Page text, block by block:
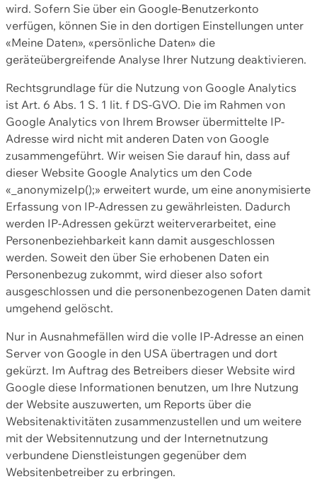
wird. Sofern Sie über ein Google-Benutzerkonto
verfügen, können Sie in den dortigen Einstellungen unter
«Meine Daten», «persönliche Daten» die
geräteübergreifende Analyse Ihrer Nutzung deaktivieren.
Rechtsgrundlage für die Nutzung von Google Analytics
ist Art. 6 Abs. 1 S. 1 lit. f DS-GVO. Die im Rahmen von
Google Analytics von Ihrem Browser übermittelte IP-
Adresse wird nicht mit anderen Daten von Google
zusammengeführt. Wir weisen Sie darauf hin, dass auf
dieser Website Google Analytics um den Code
«_anonymizeIp();» erweitert wurde, um eine anonymisierte
Erfassung von IP-Adressen zu gewährleisten. Dadurch
werden IP-Adressen gekürzt weiterverarbeitet, eine
Personenbeziehbarkeit kann damit ausgeschlossen
werden. Soweit den über Sie erhobenen Daten ein
Personenbezug zukommt, wird dieser also sofort
ausgeschlossen und die personenbezogenen Daten damit
umgehend gelöscht.
Nur in Ausnahmefällen wird die volle IP-Adresse an einen
Server von Google in den USA übertragen und dort
gekürzt. Im Auftrag des Betreibers dieser Website wird
Google diese Informationen benutzen, um Ihre Nutzung
der Website auszuwerten, um Reports über die
Websitenaktivitäten zusammenzustellen und um weitere
mit der Websitennutzung und der Internetnutzung
verbundene Dienstleistungen gegenüber dem
Websitenbetreiber zu erbringen.